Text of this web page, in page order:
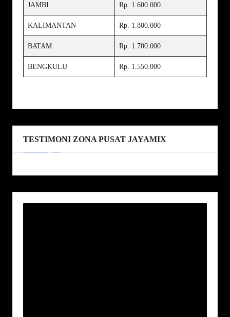
JAMBI Rp. 1.600.000
KALIMANTAN Rp. 1.800.000
BATAM Rp. 1.700.000
BENGKULU Rp. 1.550.000
TESTIMONI ZONA PUSAT JAYAMIX